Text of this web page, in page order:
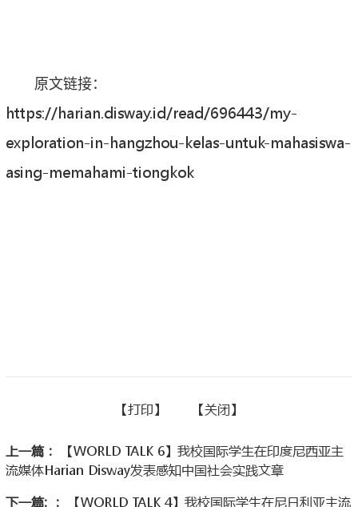
原文链接：
https://harian.disway.id/read/696443/my-
exploration-in-hangzhou-kelas-untuk-mahasiswa-
asing-memahami-tiongkok
【打印】 【关闭】
上一篇：
【WORLD TALK 6】我校国际学生在印度尼西亚主
流媒体Harian Disway发表感知中国社会实践文章
下一篇: ：
【WORLD TALK 4】我校国际学生在尼日利亚主流